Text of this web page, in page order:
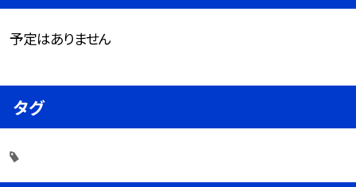
予定はありません
タグ